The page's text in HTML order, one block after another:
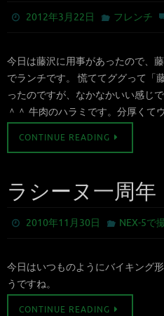
2012年3月22日 フレンチ
今日は藤沢に用事があったので、
でランチです。 慌ててググって「
ったのですが、なかなかいい感じ
＾＾ 牛肉のハラミです。分厚くて
CONTINUE READING
ラシーヌ一周年
2010年11月30日 NEX-5で
今日はいつものようにバイキング
うですね。
CONTINUE READING